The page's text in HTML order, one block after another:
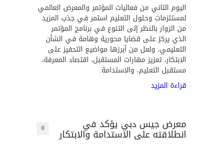
اليوم الثاني من فعاليات المؤتمر والمعرض العالمي
لمستلزمات وحلول التعليم استمر في جذب المزيد
من الزوار بالنظر إلى التنوع في برنامج المؤتمر
الذي يركز على قضايا محورية وهامة في الشأن
التعليمي، ولعل من أبرزها مواضيع التحفيز على
الابتكار، تعزيز مهارات المستقبل، اقتصاد المعرفة،
مستقبل التعليم، والاستدامة.
قراءة المزيد
معرض جيس دبي يؤكد في
انطلاقته على الاستدامة والابتكار 0